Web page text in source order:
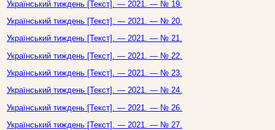
Український тиждень [Текст]. — 2021. — № 19.
Український тиждень [Текст]. — 2021. — № 20.
Український тиждень [Текст]. — 2021. — № 21.
Український тиждень [Текст]. — 2021. — № 22.
Український тиждень [Текст]. — 2021. — № 23.
Український тиждень [Текст]. — 2021. — № 24.
Український тиждень [Текст]. — 2021. — № 26.
Український тиждень [Текст]. — 2021. — № 27.